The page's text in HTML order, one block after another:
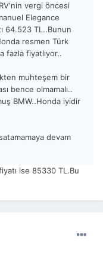
vergi öncesi
Elegance
64.523 TL..Bunun
resmen Türk
fazla fiyatlıyor..
muhteşem bir
bence olmamalı..
BMW..Honda iyidir
devam
ise 85330 TL.Bu